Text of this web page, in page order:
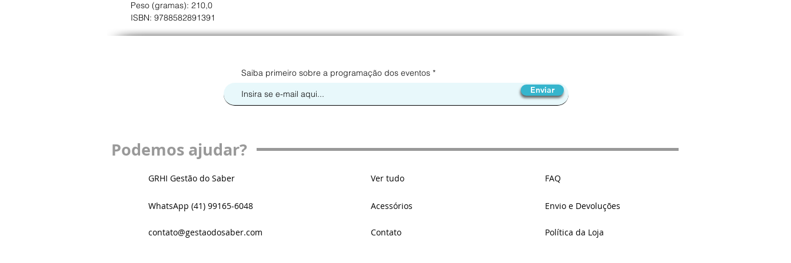
Peso (gramas): 210,0
ISBN: 9788582891391
Saiba primeiro sobre a programação dos eventos
Enviar
Podemos ajudar?
GRHI Gestão do Saber Ver tudo FAQ
WhatsApp (41) 99165-6048
contato@gestaodosaber.com
Acessórios
Contato
Envio e Devoluções
Política da Loja